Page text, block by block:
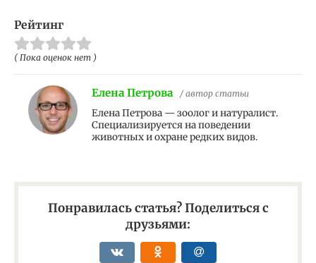
Рейтинг
( Пока оценок нет )
Елена Петрова / автор статьи
Елена Петрова — зоолог и натуралист.
Специализируется на поведении
животных и охране редких видов.
Понравилась статья? Поделиться с
друзьями: